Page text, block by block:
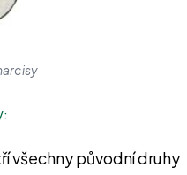
všechny původní druhy